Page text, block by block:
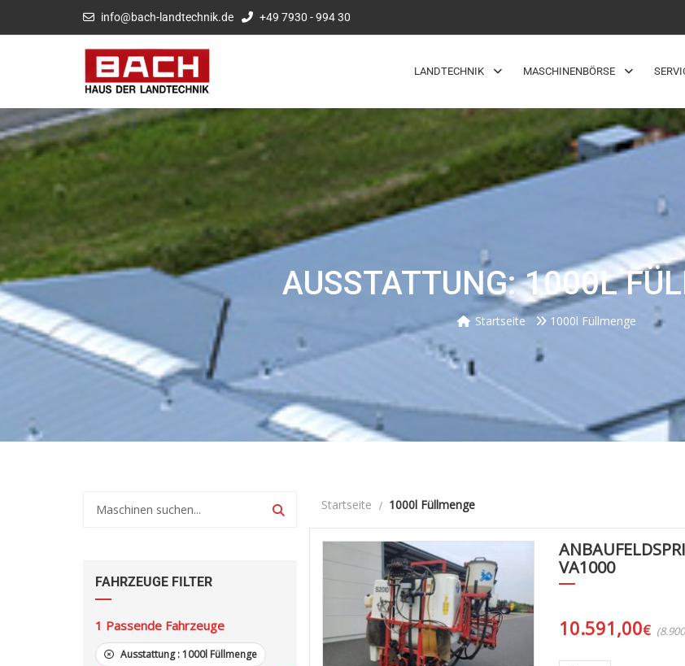
info@bach-landtechnik.de +49 7930 - 994 30
LANDTECHNIK MASCHINENBÖRSE
AUSSTATTUNG: 1000L
Startseite 1000l Füllmenge
FAHRZEUGE FILTER
1 Passende Fahrzeuge
Ausstattung :1000l Füllmenge
Startseite 1000l Füllmenge
VA1000
10.591,00€